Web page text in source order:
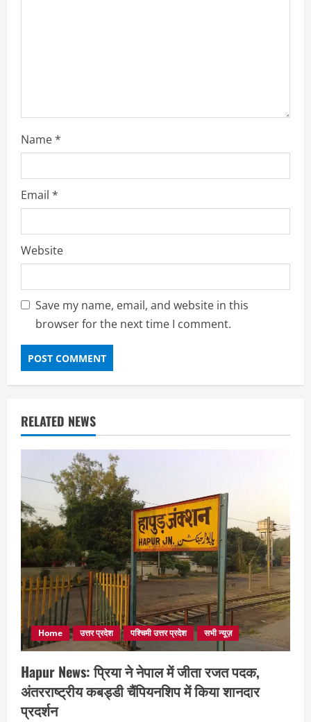
Name*
Email *
Website
Save my name, email, and website in this
browser for the next time I comment.
RELATED NEWS
Home उत्तर प्रदेश पश्चिमी उत्तर प्रदेश सभी न्यूज़
Hapur News: प्रिया ने नेपाल में जीता रजत पदक,
अंतरराष्ट्रीय कबड्डी चैंपियनशिप में किया शानदार
प्रदर्शन